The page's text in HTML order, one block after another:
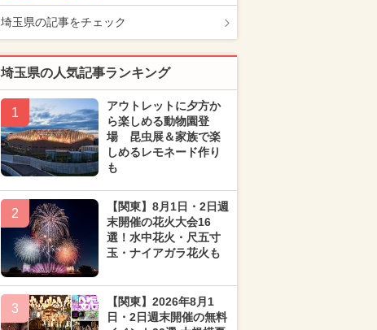
埼玉県の記事をチェック
埼玉県の人気記事ランキング
1
アウトレットに夕方か
ら楽しめる動物園登
場 昆虫展＆家族で楽
しめるレモネード作り
も
2
【関東】8月1日・2日週
末開催の花火大会16
選！水中花火・尺五寸
玉・ナイアガラ花火も
3
【関東】2026年8月1
日・2日週末開催の無料